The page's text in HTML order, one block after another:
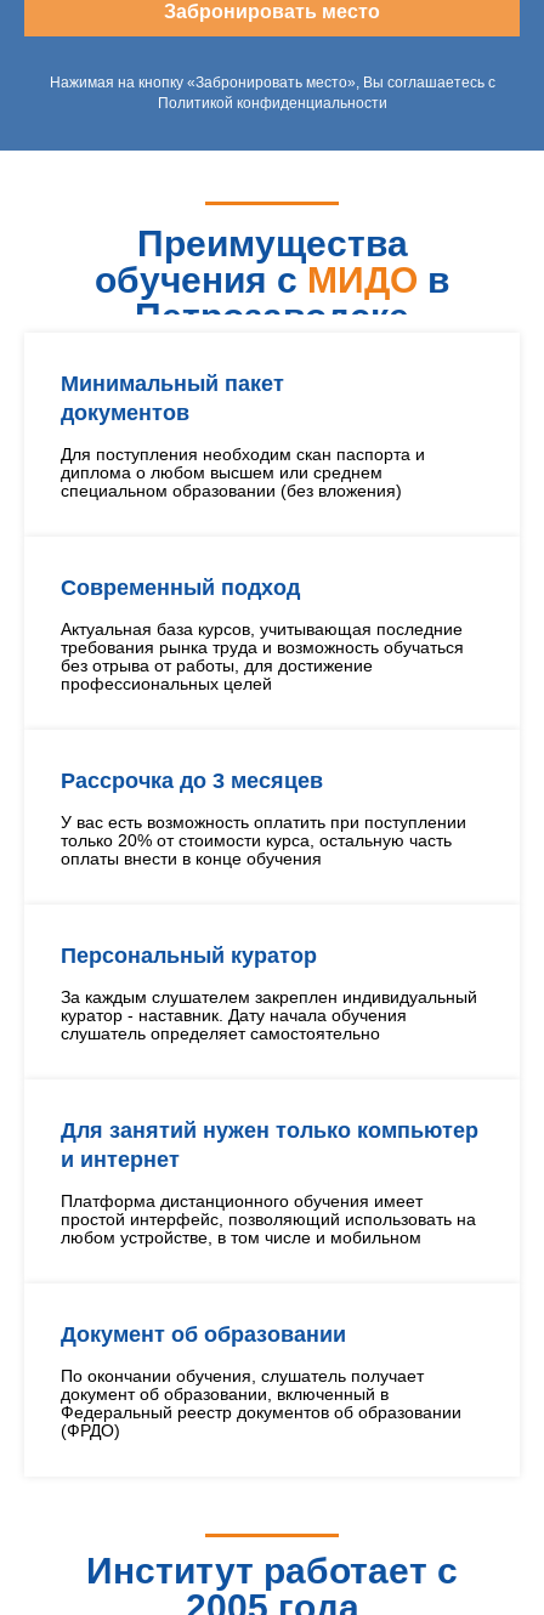
Забронировать место
Нажимая на кнопку «Забронировать место», Вы соглашаетесь с
Политикой конфиденциальности
Преимущества
обучения с МИДО в
Петрозаводске
Минимальный пакет
документов
Для поступления необходим скан паспорта и
диплома о любом высшем или среднем
специальном образовании (без вложения)
Современный подход
Актуальная база курсов, учитывающая последние
требования рынка труда и возможность обучаться
без отрыва от работы, для достижение
профессиональных целей
Рассрочка до 3 месяцев
У вас есть возможность оплатить при поступлении
только 20% от стоимости курса, остальную часть
оплаты внести в конце обучения
Персональный куратор
За каждым слушателем закреплен индивидуальный
куратор - наставник. Дату начала обучения
слушатель определяет самостоятельно
Для занятий нужен только компьютер
и интернет
Платформа дистанционного обучения имеет
простой интерфейс, позволяющий использовать на
любом устройстве, в том числе и мобильном
Документ об образовании
По окончании обучения, слушатель получает
документ об образовании, включенный в
Федеральный реестр документов об образовании
(ФРДО)
Институт работает с